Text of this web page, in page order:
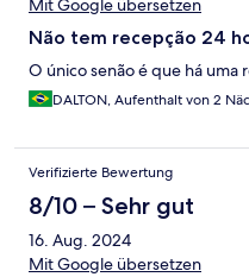
Mit Google übersetzen
Não tem recepção 24
O único senão é que há uma
DALTON, Aufenthalt von 2
Verifizierte Bewertung
8/10 – Sehr gut
16. Aug. 2024
Mit Google übersetzen